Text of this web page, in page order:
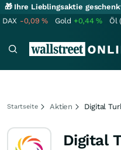
🎁 Ihre Lieblingsaktie
DAX -0,09% Gold +0,44% Öl
Startseite Aktien Digital
Digital